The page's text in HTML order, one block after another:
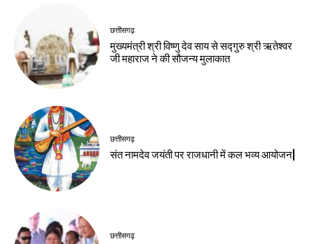
छत्तीसगढ़
मुख्यमंत्री श्री विष्णु देव साय से सद्गुरु श्री ऋतेश्वर
जी महाराज ने की सौजन्य मुलाकात
छत्तीसगढ़
संत नामदेव जयंती पर राजधानी में कल भव्य आयोजन|
छत्तीसगढ़